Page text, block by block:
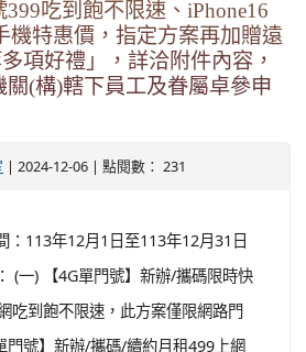
吃到飽不限速、iPhone16
機特惠價，指定方案再加贈遠
項好禮」，詳洽附件內容，
(構)轄下員工及眷屬卓參申
| 2024-12-06 | 點閱數： 231
：113年12月1日至113年12月31日
(一) 【4G單門號】新辦/攜碼限時快
吃到飽不限速，此方案僅限網路門
門號】新辦/攜碼/續約月租499上網